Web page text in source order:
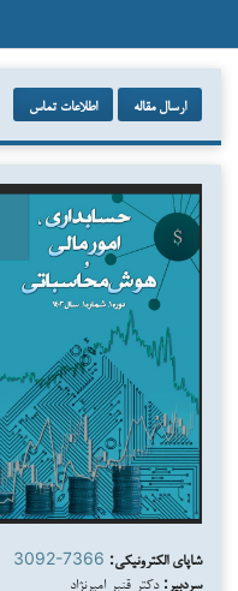
ارسال مقاله اطلاعات تماس
شاپای الکترونیکی: 3092-7366
سردبیر: دکتر قنبر امیرنژاد